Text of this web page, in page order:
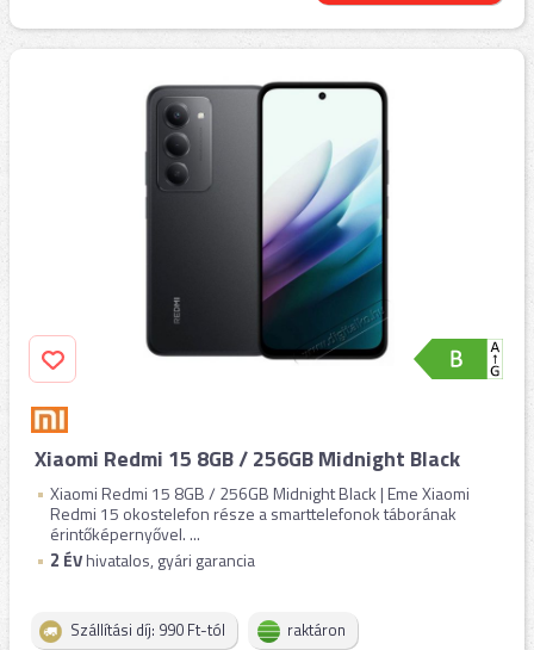
Xiaomi Redmi 15 8GB / 256GB Midnight Black
Xiaomi Redmi 15 8GB / 256GB Midnight Black | Eme Xiaomi
Redmi 15 okostelefon része a smarttelefonok táborának
érintőképernyővel. ...
2 ÉVhivatalos, gyári garancia
Szállítási díj: 990 Ft-tól raktáron